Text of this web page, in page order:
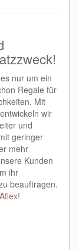
nur um ein
Regale für
Mit
wir
und
geringer
mehr
Kunden
ihr
beauftragen.